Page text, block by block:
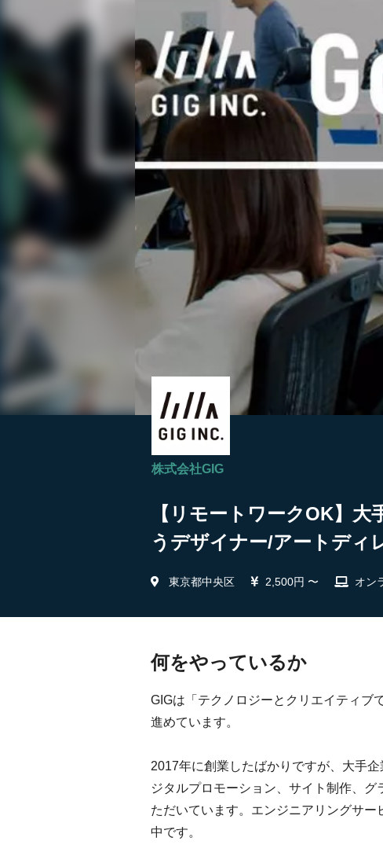
株式会社GIG
【リモートワークOK】
うデザイナー/アートディ
東京都中央区 2,500円 〜 オン
何をやっているか
GIGは「テクノロジーとクリエイティブ
進めています。
2017年に創業したばかりですが、大手
ジタルプロモーション、サイト制作、
ただいています。エンジニアリングサ
中です。